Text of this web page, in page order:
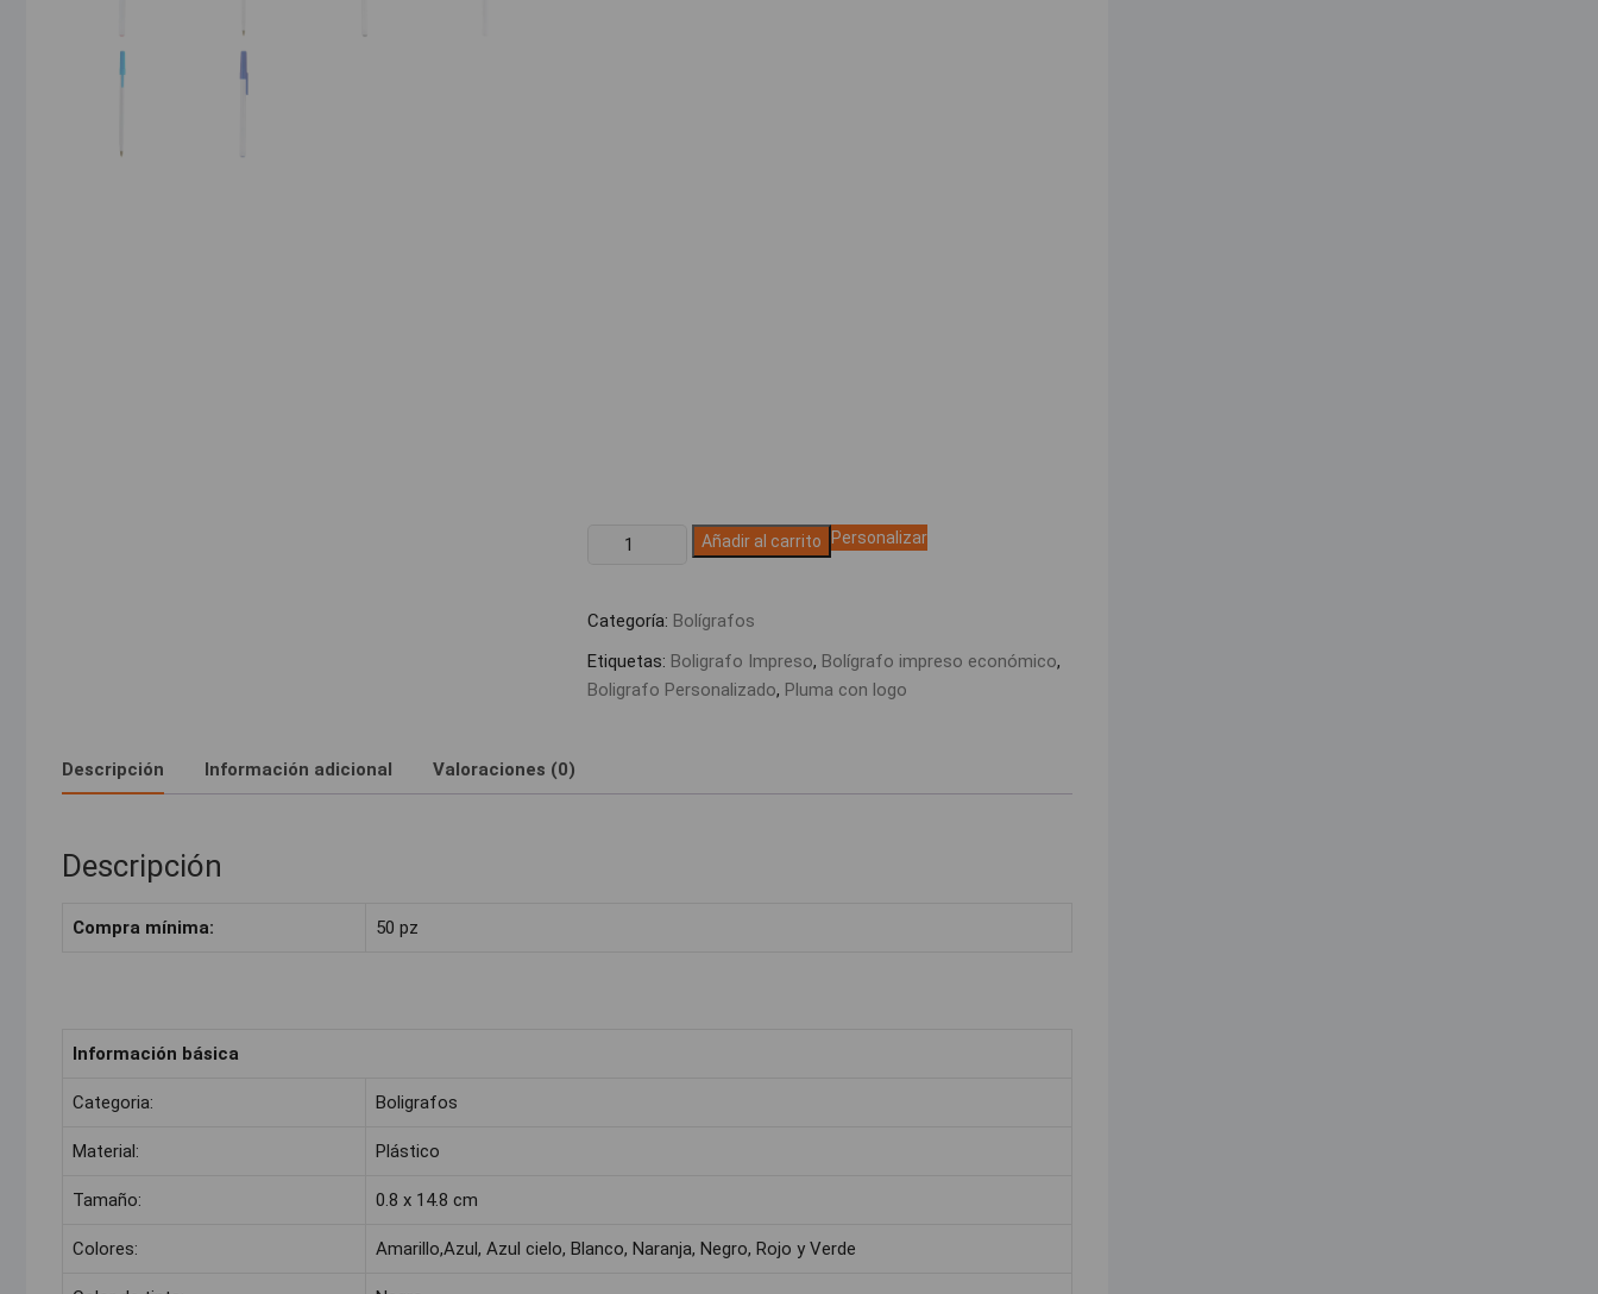
Bolígrafo
cantidad
Añadir al carrito Personalizar
Categoría: Bolígrafos
Etiquetas: Boligrafo Impreso, Bolígrafo impreso económico,
Boligrafo Personalizado, Pluma con logo
Descripción Información adicional Valoraciones (0)
Descripción
Compra mínima: 50 pz
Información básica
Categoria: Boligrafos
Material: Plástico
Tamaño: 0.8 x 14.8 cm
Colores: Amarillo,Azul, Azul cielo, Blanco, Naranja, Negro, Rojo y Verde